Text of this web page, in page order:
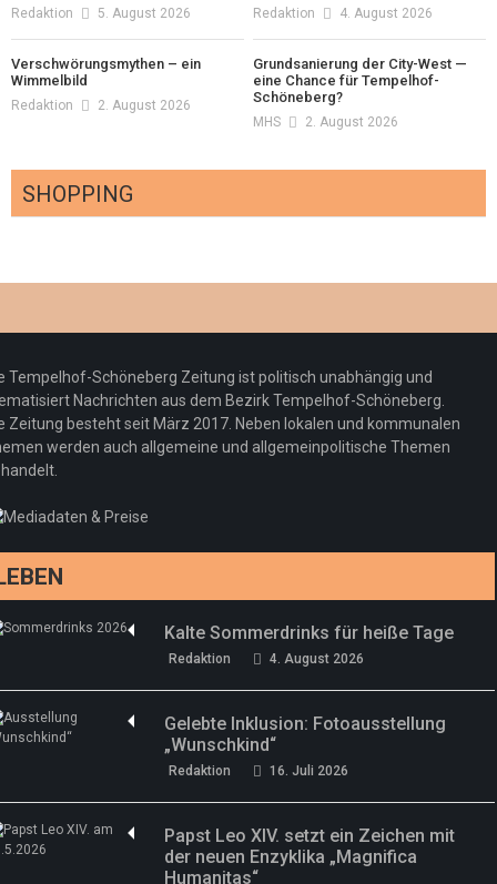
Redaktion 5. August 2026 Redaktion 4. August 2026
Verschwörungsmythen – ein
Wimmelbild
Redaktion 2. August 2026
Grundsanierung der City-West —
eine Chance für Tempelhof-
Schöneberg?
MHS 2. August 2026
SHOPPING
Redaktion 23. Juli 2026
Pepe Jeans London mit Summer Sale und
neuer Kollektion
Redaktion 19. Juli 2026
Woher kommt der Honig? – Neue EU-
Regeln gelten 14. Juni
drei neue Specials zur Fußball-WM
Tempelhof-Schöneberg Zeitung ist politisch unabhängig und
Nachrichten aus dem Bezirk Tempelhof-Schöneberg.
Zeitung besteht seit März 2017. Neben lokalen und kommunalen
werden auch allgemeine und allgemeinpolitische Themen
Kalte Sommerdrinks für heiße Tage
Redaktion 4. August 2026
Gelebte Inklusion: Fotoausstellung
„Wunschkind“
Redaktion 16. Juli 2026
Papst Leo XIV. setzt ein Zeichen mit
der neuen Enzyklika „Magnifica
Humanitas“